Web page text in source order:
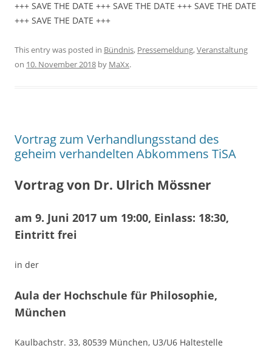
+++ SAVE THE DATE +++ SAVE THE DATE +++ SAVE THE DATE
+++ SAVE THE DATE +++
This entry was posted in Bündnis, Pressemeldung,Veranstaltung
on 10. November 2018 by MaXx.
Vortrag zum Verhandlungsstand des
geheim verhandelten Abkommens TiSA
Vortrag von Dr. Ulrich Mössner
am 9. Juni 2017 um 19:00, Einlass: 18:30,
Eintritt frei
in der
Aula der Hochschule für Philosophie,
München
Kaulbachstr. 33, 80539 München, U3/U6 Haltestelle